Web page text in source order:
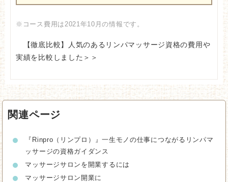
※コース費用は2021年10月の情報です。
【徹底比較】人気のあるリンパマッサージ資格の費用や
実績を比較しました＞＞
関連ページ
『Rinpro（リンプロ）』一生モノの仕事につながるリンパマ
ッサージの資格ガイダンス
マッサージサロンを開業するには
マッサージサロン開業に